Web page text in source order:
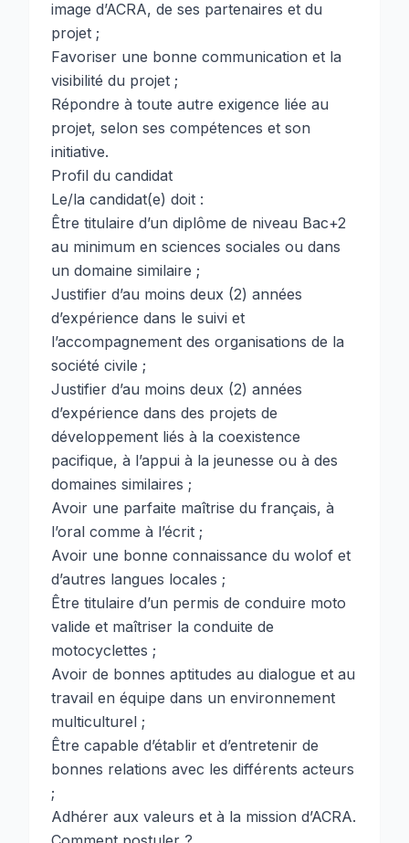
image d’ACRA, de ses partenaires et du
projet ;
Favoriser une bonne communication et la
visibilité du projet ;
Répondre à toute autre exigence liée au
projet, selon ses compétences et son
initiative.
Profil du candidat
Le/la candidat(e) doit :
Être titulaire d’un diplôme de niveau Bac+2
au minimum en sciences sociales ou dans
un domaine similaire ;
Justifier d’au moins deux (2) années
d’expérience dans le suivi et
l’accompagnement des organisations de la
société civile ;
Justifier d’au moins deux (2) années
d’expérience dans des projets de
développement liés à la coexistence
pacifique, à l’appui à la jeunesse ou à des
domaines similaires ;
Avoir une parfaite maîtrise du français, à
l’oral comme à l’écrit ;
Avoir une bonne connaissance du wolof et
d’autres langues locales ;
Être titulaire d’un permis de conduire moto
valide et maîtriser la conduite de
motocyclettes ;
Avoir de bonnes aptitudes au dialogue et au
travail en équipe dans un environnement
multiculturel ;
Être capable d’établir et d’entretenir de
bonnes relations avec les différents acteurs
;
Adhérer aux valeurs et à la mission d’ACRA.